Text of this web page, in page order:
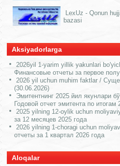
LexUz - Qonun
bazasi
Aksiyadorlarga
2026yil 1-yarim yillik yakunlari
Финансовые отчеты за первое
2026 yil uchun muhim faktlar /
(30.06.2026)
Эмитентнинг 2025 йил якунлари
Годовой отчет эмитента по итогам
2025 yilning 12-oylik uchun
за 12 месяцев 2025 года
2026 yilning 1-choragi uchun
отчеты за 1 квартал 2026 года
Aloqalar